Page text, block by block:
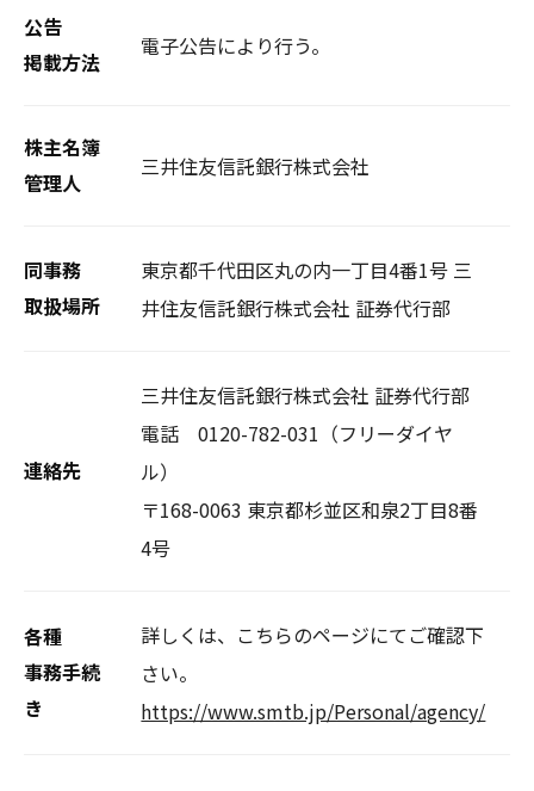
公告
掲載方法
電子公告により行う。
株主名簿
管理人
三井住友信託銀行株式会社
同事務
取扱場所
東京都千代田区丸の内一丁目4番1号 三
井住友信託銀行株式会社 証券代行部
連絡先
三井住友信託銀行株式会社 証券代行部
電話 0120-782-031（フリーダイヤ
ル）
〒168-0063 東京都杉並区和泉2丁目8番
4号
各種
事務手続
き
詳しくは、こちらのページにてご確認下
さい。
https://www.smtb.jp/Personal/agency/